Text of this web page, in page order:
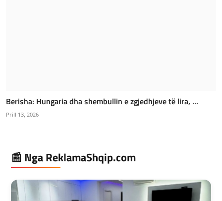
Berisha: Hungaria dha shembullin e zgjedhjeve të lira, ...
Prill 13, 2026
📰 Nga ReklamaShqip.com